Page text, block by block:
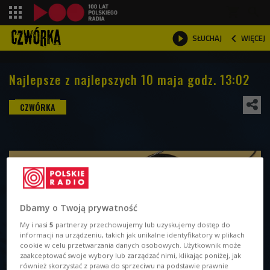
 SŁUCHAJ  WIĘCEJ

Najlepsze z najlepszych 10 maja godz. 13:02
Dbamy o Twoją prywatność
My i nasi5 partnerzy przechowujemy lub uzyskujemy dostęp do
informacji na urządzeniu, takich jak unikalne identyfikatory w plikach
cookie w celu przetwarzania danych osobowych. Użytkownik może
zaakceptować swoje wybory lub zarządzać nimi, klikając poniżej, jak
również skorzystać z prawa do sprzeciwu na podstawie prawnie